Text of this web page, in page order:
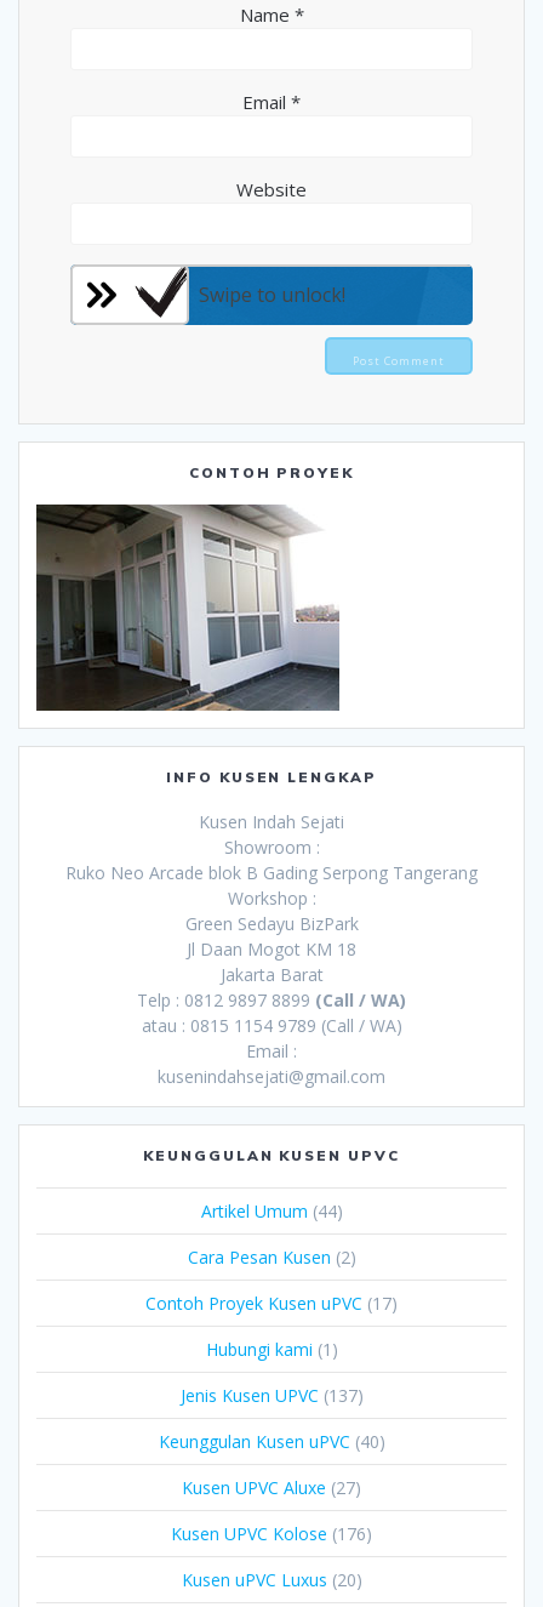
Name *
Email *
Website
Swipe to unlock!
CONTOH PROYEK
INFO KUSEN LENGKAP
Kusen Indah Sejati
Showroom :
Ruko Neo Arcade blok B Gading Serpong Tangerang
Workshop :
Green Sedayu BizPark
Jl Daan Mogot KM 18
Jakarta Barat
Telp : 0812 9897 8899 (Call / WA)
atau : 0815 1154 9789 (Call / WA)
Email :
kusenindahsejati@gmail.com
KEUNGGULAN KUSEN UPVC
Artikel Umum (44)
Cara Pesan Kusen (2)
Contoh Proyek Kusen uPVC (17)
Hubungi kami (1)
Jenis Kusen UPVC (137)
Keunggulan Kusen uPVC (40)
Kusen UPVC Aluxe (27)
Kusen UPVC Kolose (176)
Kusen uPVC Luxus (20)